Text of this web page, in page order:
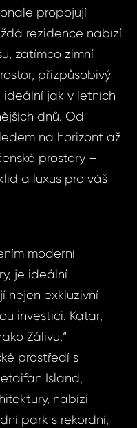
propojují
rezidence nabízí
zatímco zimní
přizpůsobivý
jak v letních
dnů. Od
na horizont až
prostory –
a luxus pro váš
moderní
je ideální
nejen exkluzivní
investici. Katar,
Zálivu,“
prostředí s
Island,
nabízí
park s rekordní,
Sjednat